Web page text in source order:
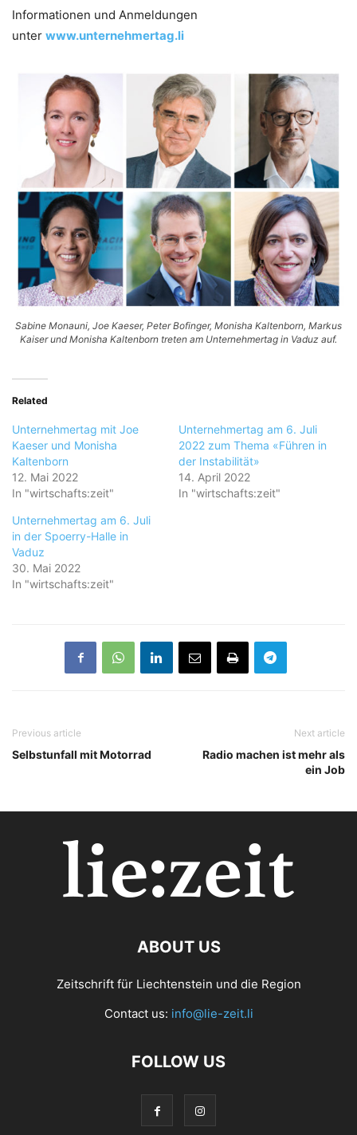
Informationen und Anmeldungen
unter www.unternehmertag.li
Sabine Monauni, Joe Kaeser, Peter Bofinger, Monisha Kaltenborn, Markus
Kaiser und Monisha Kaltenborn treten am Unternehmertag in Vaduz auf.
Related
Unternehmertag mit Joe
Kaeser und Monisha
Kaltenborn
12. Mai 2022
In "wirtschafts:zeit"
Unternehmertag am 6. Juli
2022 zum Thema «Führen in
der Instabilität»
14. April 2022
In "wirtschafts:zeit"
Unternehmertag am 6. Juli
in der Spoerry-Halle in
Vaduz
30. Mai 2022
In "wirtschafts:zeit"
Previous article
Selbstunfall mit Motorrad
Next article
Radio machen ist mehr als
ein Job
ABOUT US
Zeitschrift für Liechtenstein und die Region
Contact us: info@lie-zeit.li
FOLLOW US